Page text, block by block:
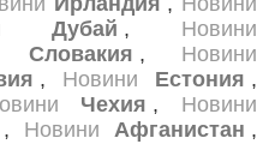
Дубай , Новини
Словакия , Новини
, Новини Естония ,
Чехия , Новини
, Новини Афганистан ,